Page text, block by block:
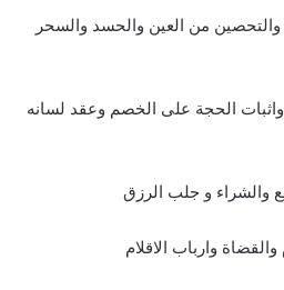
والتحصين من العين والحسد والسحر
الحجة على الخصم وعقد لسانه